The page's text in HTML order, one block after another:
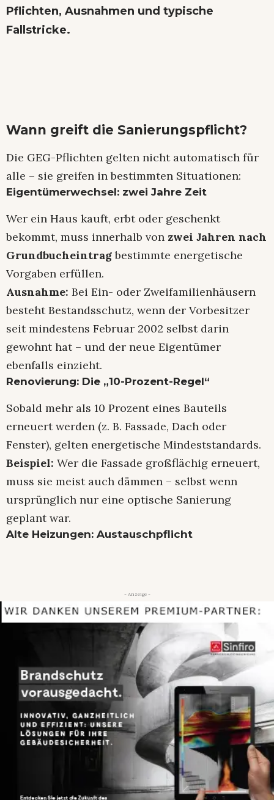
Pflichten, Ausnahmen und typische
Fallstricke.
Wann greift die Sanierungspflicht?
Die GEG-Pflichten gelten nicht automatisch für
alle – sie greifen in bestimmten Situationen:
Eigentümerwechsel: zwei Jahre Zeit
Wer ein Haus kauft, erbt oder geschenkt
bekommt, muss innerhalb von zwei Jahren nach
Grundbucheintragbestimmte energetische
Vorgaben erfüllen.
Ausnahme: Bei Ein- oder Zweifamilienhäusern
besteht Bestandsschutz, wenn der Vorbesitzer
seit mindestens Februar 2002 selbst darin
gewohnt hat – und der neue Eigentümer
ebenfalls einzieht.
Renovierung: Die „10-Prozent-Regel“
Sobald mehr als 10 Prozent eines Bauteils
erneuert werden (z. B. Fassade, Dach oder
Fenster), gelten energetische Mindeststandards.
Beispiel: Wer die Fassade großflächig erneuert,
muss sie meist auch dämmen – selbst wenn
ursprünglich nur eine optische Sanierung
geplant war.
Alte Heizungen: Austauschpflicht
- Anzeige -